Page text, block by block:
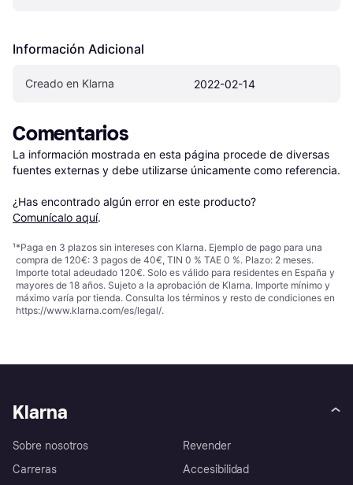
Información Adicional
Creado en Klarna 2022-02-14
Comentarios
La información mostrada en esta página procede de diversas
fuentes externas y debe utilizarse únicamente como referencia.
¿Has encontrado algún error en este producto?
Comunícalo aquí.
¹*Paga en 3 plazos sin intereses con Klarna. Ejemplo de pago para una
compra de 120€: 3 pagos de 40€, TIN 0 % TAE 0 %. Plazo: 2 meses.
Importe total adeudado 120€. Solo es válido para residentes en España y
mayores de 18 años. Sujeto a la aprobación de Klarna. Importe mínimo y
máximo varía por tienda. Consulta los términos y resto de condiciones en
https://www.klarna.com/es/legal/.
Klarna
Sobre nosotros
Carreras
Revender
Accesibilidad